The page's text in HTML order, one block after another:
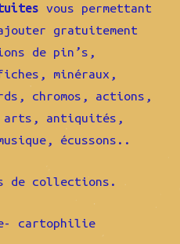
vous permettant
gratuitement
de pin’s,
minéraux,
chromos, actions,
arts, antiquités,
écussons..
de collections.
cartophilie